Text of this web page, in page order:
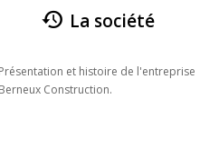
La société
Présentation et histoire de l'entreprise
Berneux Construction.